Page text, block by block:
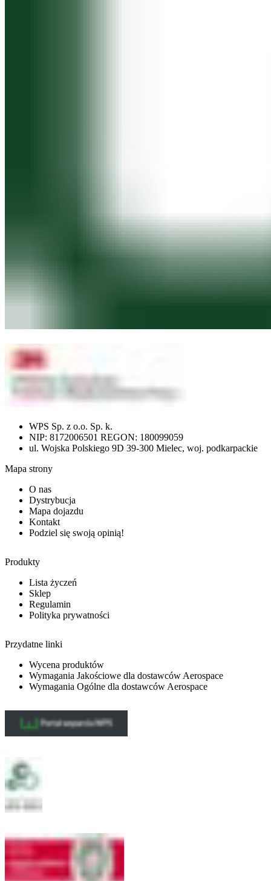
WPS Sp. z o.o. Sp. k.
NIP: 8172006501 REGON: 180099059
ul. Wojska Polskiego 9D 39-300 Mielec, woj. podkarpackie
Mapa strony
O nas
Dystrybucja
Mapa dojazdu
Kontakt
Podziel się swoją opinią!
Produkty
Lista życzeń
Sklep
Regulamin
Polityka prywatności
Przydatne linki
Wycena produktów
Wymagania Jakościowe dla dostawców Aerospace
Wymagania Ogólne dla dostawców Aerospace